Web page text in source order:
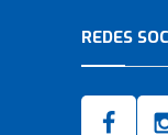
REDES